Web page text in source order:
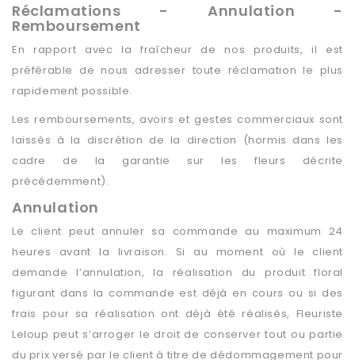
Réclamations - Annulation -
Remboursement
En rapport avec la fraîcheur de nos produits, il est
préférable de nous adresser toute réclamation le plus
rapidement possible.
Les remboursements, avoirs et gestes commerciaux sont
laissés à la discrétion de la direction (hormis dans les
cadre de la garantie sur les fleurs décrite
précédemment).
Annulation
Le client peut annuler sa commande au maximum 24
heures avant la livraison. Si au moment où le client
demande l’annulation, la réalisation du produit floral
figurant dans la commande est déjà en cours ou si des
frais pour sa réalisation ont déjà été réalisés, Fleuriste
Leloup peut s’arroger le droit de conserver tout ou partie
du prix versé par le client à titre de dédommagement pour